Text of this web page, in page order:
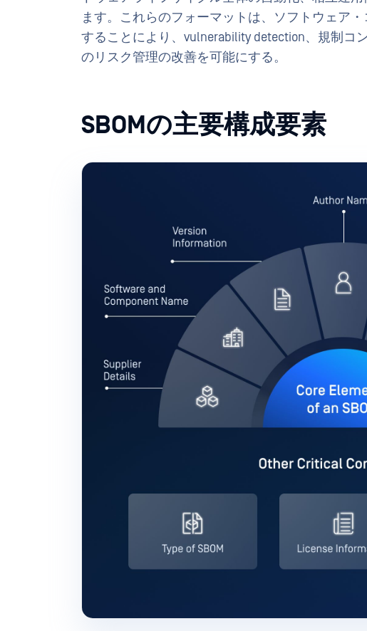
ます。これらのフォーマットは、ソフトウェア
することにより、vulnerability detection、規制コ
のリスク管理の改善を可能にする。
SBOMの主要構成要素